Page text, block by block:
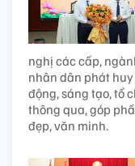
nghị các cấp,
nhân dân phát
động, sáng tạo, tổ
thông qua, góp
đẹp, văn minh.